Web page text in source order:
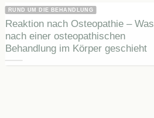
RUND UM DIE BEHANDLUNG
Reaktion nach Osteopathie – Was
nach einer osteopathischen
Behandlung im Körper geschieht